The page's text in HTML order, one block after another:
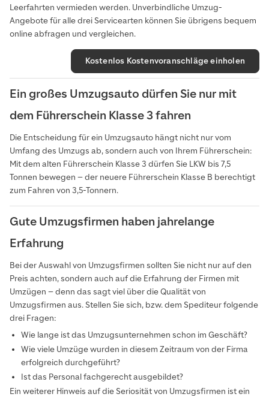
Leerfahrten vermieden werden. Unverbindliche Umzug-
Angebote für alle drei Servicearten können Sie übrigens bequem
online abfragen und vergleichen.
Kostenlos Kostenvoranschläge einholen
Ein großes Umzugsauto dürfen Sie nur mit
dem Führerschein Klasse 3 fahren
Die Entscheidung für ein Umzugsauto hängt nicht nur vom
Umfang des Umzugs ab, sondern auch von Ihrem Führerschein:
Mit dem alten Führerschein Klasse 3 dürfen Sie LKW bis 7,5
Tonnen bewegen – der neuere Führerschein Klasse B berechtigt
zum Fahren von 3,5-Tonnern.
Gute Umzugsfirmen haben jahrelange
Erfahrung
Bei der Auswahl von Umzugsfirmen sollten Sie nicht nur auf den
Preis achten, sondern auch auf die Erfahrung der Firmen mit
Umzügen – denn das sagt viel über die Qualität von
Umzugsfirmen aus. Stellen Sie sich, bzw. dem Spediteur folgende
drei Fragen:
Wie lange ist das Umzugsunternehmen schon im Geschäft?
Wie viele Umzüge wurden in diesem Zeitraum von der Firma
erfolgreich durchgeführt?
Ist das Personal fachgerecht ausgebildet?
Ein weiterer Hinweis auf die Seriosität von Umzugsfirmen ist ein